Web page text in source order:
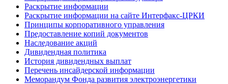
Раскрытие информации
Раскрытие информации на сайте Интерфакс-ЦРКИ
Принципы корпоративного управления
Предоставление копий документов
Наследование акций
Дивидендная политика
История дивидендных выплат
Перечень инсайдерской информации
Меморандум Фонда развития электроэнергетики